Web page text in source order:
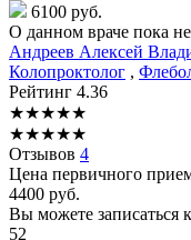
6100 руб.
О данном враче пока
Андреев Алексей
Колопроктолог ,
Рейтинг 4.36
★★★★★
★★★★★
Отзывов 4
Цена первичного
4400 руб.
Вы можете записаться
52